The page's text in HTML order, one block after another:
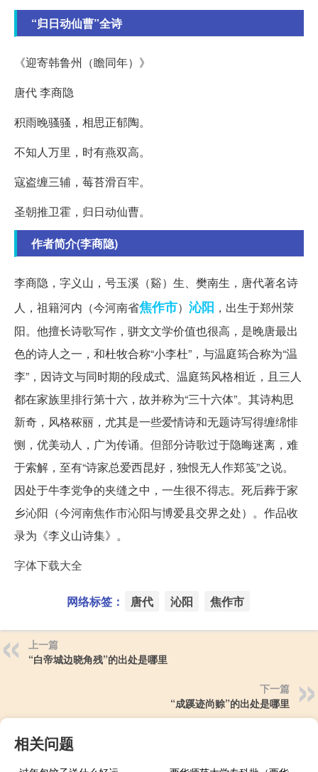
“归日动仙曹”全诗
《迎寄韩鲁州（瞻同年）》
唐代 李商隐
积雨晚骚骚，相思正郁陶。
不知人万里，时有燕双高。
寇盗缠三辅，莓苔滑百牢。
圣朝推卫霍，归日动仙曹。
作者简介(李商隐)
李商隐，字义山，号玉溪（谿）生、樊南生，唐代著名诗
人，祖籍河内（今河南省焦作市） 沁阳 ，出生于郑州荥
阳。他擅长诗歌写作，骈文文学价值也很高，是晚唐最出
色的诗人之一，和杜牧合称“小李杜”，与温庭筠合称为“温
李”，因诗文与同时期的段成式、温庭筠风格相近，且三人
都在家族里排行第十六，故并称为“三十六体”。其诗构思
新奇，风格秾丽，尤其是一些爱情诗和无题诗写得缠绵悱
恻，优美动人，广为传诵。但部分诗歌过于隐晦迷离，难
于索解，至有“诗家总爱西昆好，独恨无人作郑笺”之说。
因处于牛李党争的夹缝之中，一生很不得志。死后葬于家
乡沁阳（今河南焦作市沁阳与博爱县交界之处）。作品收
录为《李义山诗集》。
字体下载大全
网络标签： 唐代 沁阳 焦作市
上一篇
“白帝城边晓角残”的出处是哪里
下一篇
“成蹊迹尚赊”的出处是哪里
相关问题